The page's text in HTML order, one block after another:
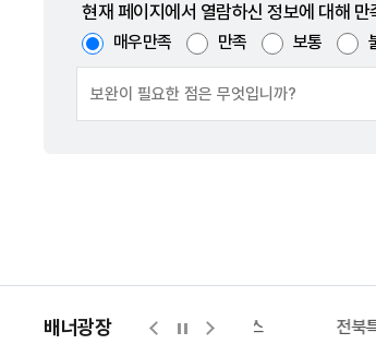
현재 페이지에서 열람하신 정보에 대해
매우만족 만족 보통
배너광장
지적측량바로처리센터 위택스 전북